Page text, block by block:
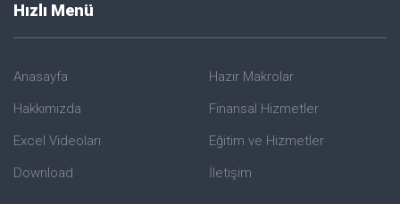
Hızlı Menü
Anasayfa
Hakkımızda
Excel Videoları
Download
Hazır Makrolar
Finansal Hizmetler
Eğitim ve Hizmetler
İletişim